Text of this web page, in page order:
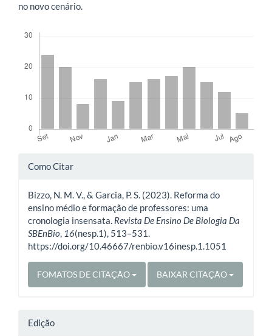
no novo cenário.
Detalhes
artigo
Como Citar
Bizzo, N. M. V., & Garcia, P. S. (2023). Reforma do
ensino médio e formação de professores: uma
cronologia insensata. Revista De Ensino De Biologia Da
SBEnBio, 16(nesp.1), 513–531.
https://doi.org/10.46667/renbio.v16inesp.1.1051
FOMATOS DE CITAÇÃO BAIXAR CITAÇÃO
Edição